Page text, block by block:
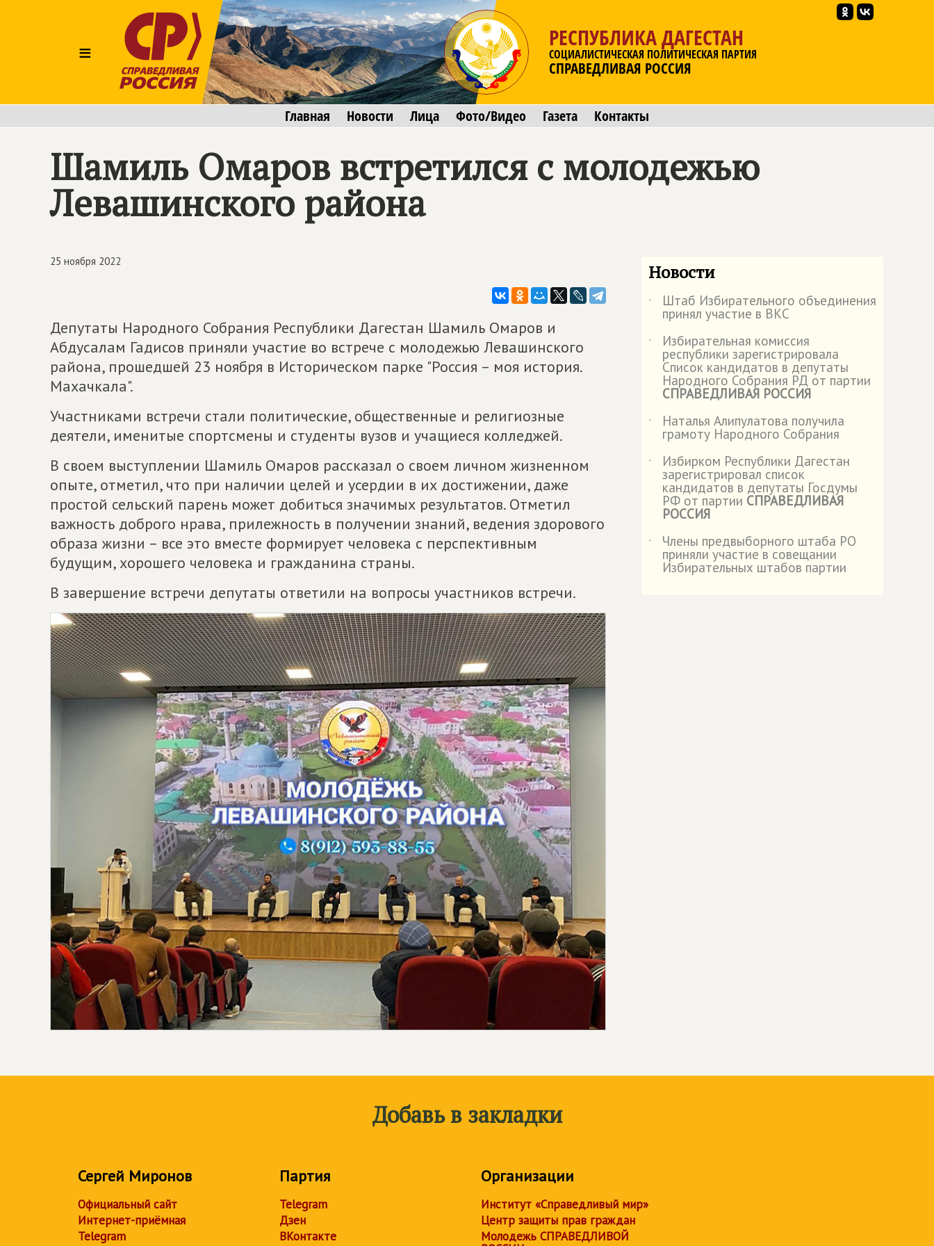
≡
РЕСПУБЛИКА ДАГЕСТАН
СОЦИАЛИСТИЧЕСКАЯ ПОЛИТИЧЕСКАЯ ПАРТИЯ
СПРАВЕДЛИВАЯ РОССИЯ
Главная Новости Лица Фото/Видео Газета Контакты
Шамиль Омаров встретился с молодежью
Левашинского района
25 ноября 2022
Депутаты Народного Собрания Республики Дагестан Шамиль Омаров и
Абдусалам Гадисов приняли участие во встрече с молодежью Левашинского
района, прошедшей 23 ноября в Историческом парке "Россия – моя история.
Махачкала".
Участниками встречи стали политические, общественные и религиозные
деятели, именитые спортсмены и студенты вузов и учащиеся колледжей.
В своем выступлении Шамиль Омаров рассказал о своем личном жизненном
опыте, отметил, что при наличии целей и усердии в их достижении, даже
простой сельский парень может добиться значимых результатов. Отметил
важность доброго нрава, прилежность в получении знаний, ведения здорового
образа жизни – все это вместе формирует человека с перспективным
будущим, хорошего человека и гражданина страны.
В завершение встречи депутаты ответили на вопросы участников встречи.
Новости
˙ Штаб Избирательного объединения
принял участие в ВКС
˙
Избирательная комиссия
республики зарегистрировала
Список кандидатов в депутаты
Народного Собрания РД от партии
СПРАВЕДЛИВАЯ РОССИЯ
˙
Наталья Алипулатова получила
грамоту Народного Собрания
˙
Избирком Республики Дагестан
зарегистрировал список
кандидатов в депутаты Госдумы
РФ от партии СПРАВЕДЛИВАЯ
РОССИЯ
˙
Члены предвыборного штаба РО
приняли участие в совещании
Избирательных штабов партии
Добавь в закладки
Сергей Миронов
Официальный сайт
Интернет-приёмная
Telegram
Партия
Telegram
Дзен
ВКонтакте
Организации
Институт «Справедливый мир»
Центр защиты прав граждан
Молодежь СПРАВЕДЛИВОЙ